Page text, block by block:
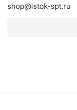
shop@istok-spt.ru